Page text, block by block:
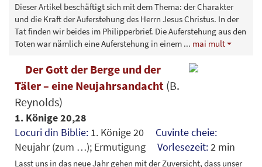
Dieser Artikel beschäftigt sich mit dem Thema: der Charakter
und die Kraft der Auferstehung des Herrn Jesus Christus. In der
Tat finden wir beides im Philipperbrief. Die Auferstehung aus den
Toten war nämlich eine Auferstehung in einem ... mai mult
Der Gott der Berge und der
Täler – eine Neujahrsandacht (B.
Reynolds)
1. Könige 20,28
Locuri din Biblie: 1. Könige 20 Cuvinte cheie:
Neujahr (zum …); Ermutigung Vorlesezeit:2 min
Lasst uns in das neue Jahr gehen mit der Zuversicht, dass unser